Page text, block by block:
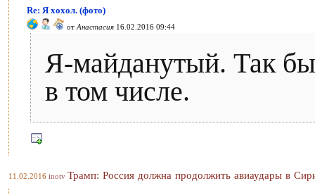
Re: Я хохол. (фото)
от Анастасия 16.02.2016 09:44
Я-майданутый. Так
в том числе.
11.02.2016 inotv Трамп: Россия должна продолжить авиаудары в